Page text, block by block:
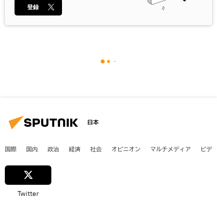
登録
日本
国際 国内 政治 経済 社会 オピニオン マルチメディア ビデ
Twitter